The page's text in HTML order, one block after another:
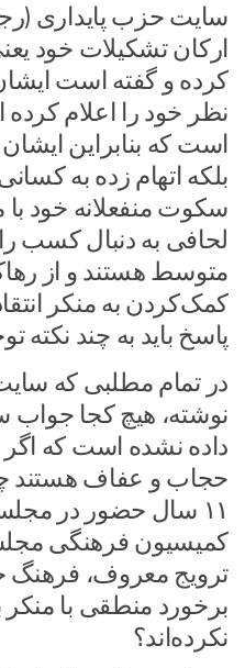
سایت حزب پایداری
ارکان تشکیلات خود
کرده و گفته است
نظر خود را اعلام
است که بنابراین
بلکه اتهام زده به
سکوت منفعلانه خود
لحافی به دنبال کسب
متوسط هستند و از
کمک‌کردن به منکر
پاسخ باید به چند نکته
در تمام مطلبی که
نوشته، هیچ کجا جواب
داده نشده است که اگر
حجاب و عفاف هستند
کمیسیون فرهنگی
ترویج معروف،
برخورد منطقی با
نکرده‌اند؟